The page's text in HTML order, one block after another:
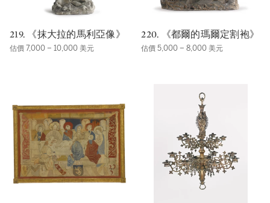
219. 《抹大拉的馬利亞像》
估價 7,000 – 10,000 美元
220. 《都爾的瑪爾定割袍》
估價 5,000 – 8,000 美元